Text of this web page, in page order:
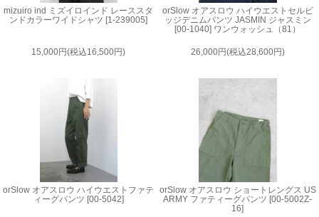
mizuiro ind ミズイロインド レーススタ
ンドカラーワイドシャツ [1-239005]
15,000円(税込16,500円)
orSlow オアスロウ ハイウエストセルビ
ッジデニムパンツ JASMIN ジャスミン
[00-1040] ワンウォッシュ（81）
26,000円(税込28,600円)
orSlow オアスロウ ハイウエストファテ
ィーグパンツ [00-5042]
orSlow オアスロウ ショートレングス US
ARMY ファティーグパンツ [00-5002Z-
16]